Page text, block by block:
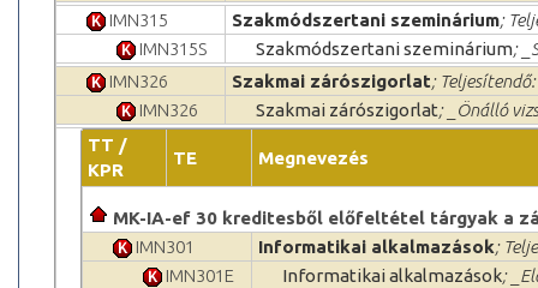
IMN315 Szakmódszertani szeminárium;
IMN315S
Szakmódszertani szeminárium;
IMN326
Szakmai zárószigorlat;
IMN326
Szakmai zárószigorlat; _Önálló
TT /
KPR
TE Megnevezés
MK-IA-ef 30 kreditesből előfeltétel tárgyak a
IMN301
Informatikai alkalmazások;
IMN301E
Informatikai alkalmazások;